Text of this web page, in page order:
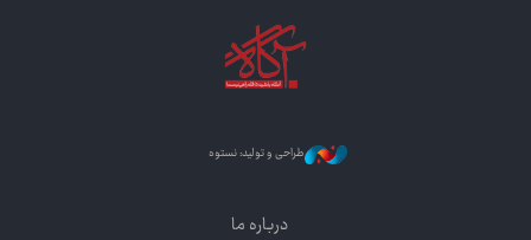
طراحی و تولید: نستوه
درباره ما